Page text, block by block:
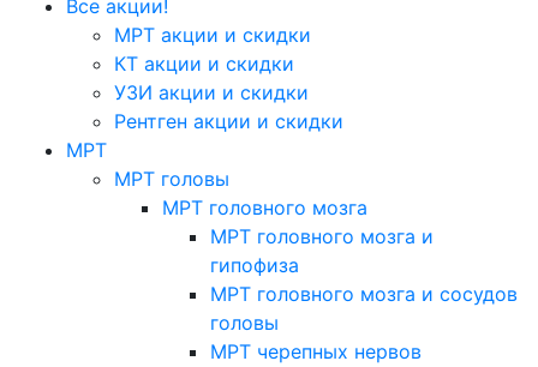
Все акции!
МРТ акции и скидки
КТ акции и скидки
УЗИ акции и скидки
Рентген акции и скидки
МРТ
МРТ головы
МРТ головного мозга
МРТ головного мозга и
гипофиза
МРТ головного мозга и сосудов
головы
МРТ черепных нервов